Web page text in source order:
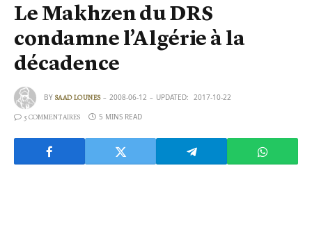
Le Makhzen du DRS
condamne l’Algérie à la
décadence
BY SAAD LOUNES 2008-06-12 UPDATED: 2017-10-22
5 COMMENTAIRES 5 MINS READ